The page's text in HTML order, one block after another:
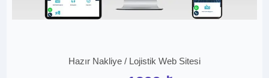
Hazır Nakliye / Lojistik Web Sitesi